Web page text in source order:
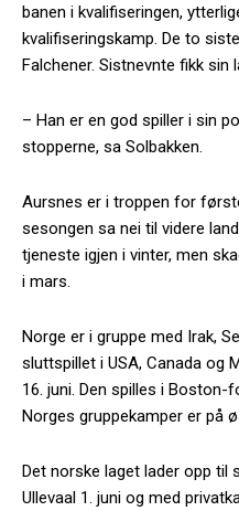
banen i kvalifiseringen,
kvalifiseringskamp. De to
Falchener. Sistnevnte fikk sin
– Han er en god spiller i sin
stopperne, sa Solbakken.
Aursnes er i troppen for
sesongen sa nei til videre
tjeneste igjen i vinter, men
i mars.
Norge er i gruppe med Irak,
sluttspillet i USA, Canada og
16. juni. Den spilles i Boston-
Norges gruppekamper er på
Det norske laget lader opp til
Ullevaal 1. juni og med